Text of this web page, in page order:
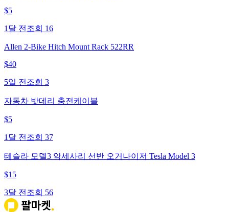
$5
1달 전 조회 16
Allen 2-Bike Hitch Mount Rack 522RR
$40
5일 전 조회 3
자동차 밧데리 충전케이블
$5
1달 전 조회 37
테슬라 모델3 악세사리 선반 오거나이저 Tesla Model 3
$15
3달 전 조회 56